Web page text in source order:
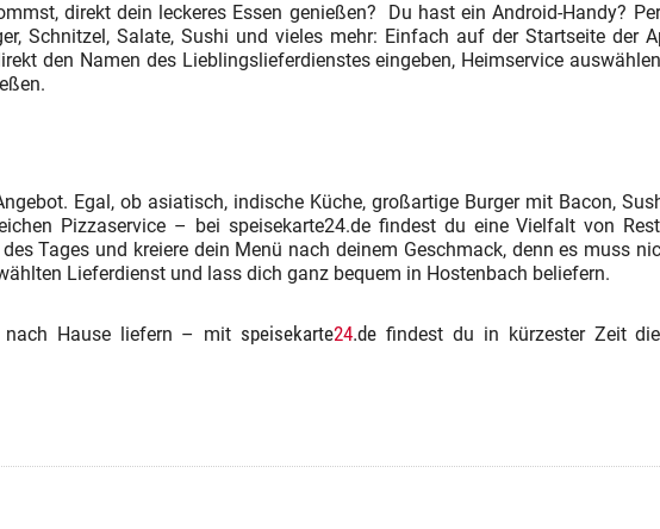
direkt dein leckeres Essen genießen? Du hast ein Android-Handy?
Schnitzel, Salate, Sushi und vieles mehr: Einfach auf der Startseite der
den Namen des Lieblingslieferdienstes eingeben, Heimservice
Egal, ob asiatisch, indische Küche, großartige Burger mit Bacon,
Pizzaservice – bei speisekarte24.de findest du eine Vielfalt von
Tages und kreiere dein Menü nach deinem Geschmack, denn es muss
Lieferdienst und lass dich ganz bequem in Hostenbach beliefern.
nach Hause liefern – mit speisekarte24.de findest du in kürzester Zeit